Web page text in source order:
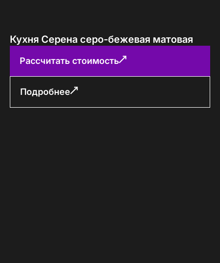
Кухня Серена серо-бежевая матовая
Рассчитать стоимость
Подробнее